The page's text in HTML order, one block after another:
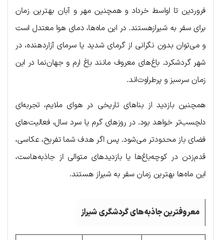
فروردین تا اواسط خرداد و همچنین مهر و آبان بهترین زمان
برای سفر به شیرازهستند. در این ماه‌ها، دمای هوا معتدل است
و می‌توان بدون نگرانی از گرمای شدید یا سرمای آزاردهنده، در
شهر گردشکرد. باغ‌های معروف مانند باغ ارم و جهان‌نما در این
زمان سرسبز و پرطراوت‌اند.
همچنین بازدید از بناهای تاریخی در هوای ملایم، تجربه‌ای
دلچسب‌تر خواهد بود. در روزهای گرم یا سرد سال، فعالیت‌های
فضای باز محدودتر می‌شود. پس اگر هدف شما تفریح، عکاسی،
قدم‌زدن در کوچه‌باغ‌ها یا بازدیدهای متوالی از جاذبه‌هاست،
این ماه‌ها بهترین زمان سفر به شیراز هستند.
معروفترین جاذبههایگردشگری شیراز